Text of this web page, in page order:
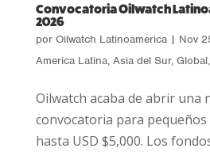
Convocatoria Oilwatch
2026
por Oilwatch Latinoamerica| Nov
America Latina, Asia del Sur, Global,
Oilwatch acaba de abrir una
convocatoria para
hasta USD $5,000. Los